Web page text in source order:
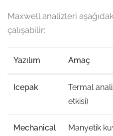
Maxwell analizleri
çalışabilir:
Yazılım Amaç
Icepak
Termal
etkisi)
Mechanical Manyetik